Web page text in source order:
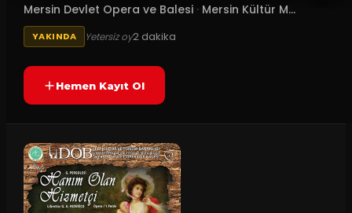
Mersin Devlet Opera ve Balesi · Mersin Kültür M...
YAKINDA Yetersiz oy2 dakika
Hemen Kayıt Ol